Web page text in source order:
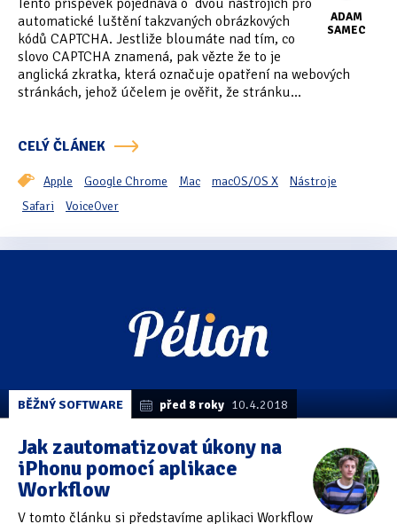
Hledání
Tipy & triky(17)
ADAM
SAMEC
Tento příspěvek pojednává o dvou nástrojích pro
automatické luštění takzvaných obrázkových
kódů CAPTCHA. Jestliže bloumáte nad tím, co
slovo CAPTCHA znamená, pak vězte že to je
anglická zkratka, která označuje opatření na webových
stránkách, jehož účelem je ověřit, že stránku...
CELÝ ČLÁNEK
Apple Google Chrome Mac macOS/OS X
Nástroje
Safari
VoiceOver
BĚŽNÝ SOFTWARE před 8 roky 10.4.2018
Jak zautomatizovat úkony na
iPhonu pomocí aplikace
Workflow
V tomto článku si představíme aplikaci Workflow